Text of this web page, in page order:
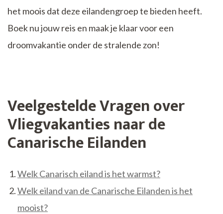
het moois dat deze eilandengroep te bieden heeft.
Boek nu jouw reis en maak je klaar voor een
droomvakantie onder de stralende zon!
Veelgestelde Vragen over
Vliegvakanties naar de
Canarische Eilanden
Welk Canarisch eiland is het warmst?
Welk eiland van de Canarische Eilanden is het
mooist?